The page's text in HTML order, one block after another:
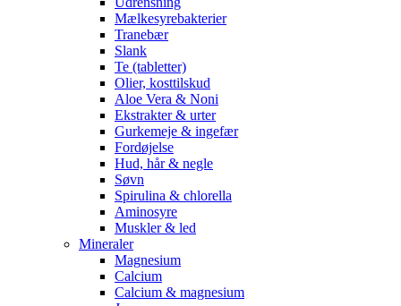
Mælkesyrebakterier
Tranebær
Slank
Te (tabletter)
Olier, kosttilskud
Aloe Vera & Noni
Ekstrakter & urter
Gurkemeje & ingefær
Fordøjelse
Hud, hår & negle
Søvn
Spirulina & chlorella
Aminosyre
Muskler & led
Mineraler
Magnesium
Calcium
Calcium & magnesium